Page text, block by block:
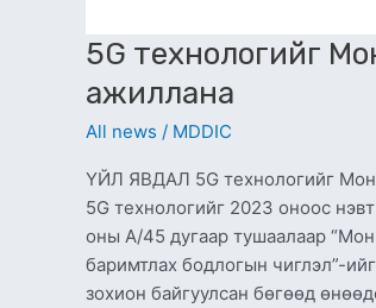
5G технологийг
ажиллана
All news / MDDIC
ҮЙЛ ЯВДАЛ 5G технологийг
5G технологийг 2023 оноос
оны А/45 дугаар тушаалаар
баримтлах бодлогын чиглэл”-
зохион байгуулсан бөгөөд
5G
Монгол
Улсад
ОУЦХБ-
тай
хамтран
ажиллана